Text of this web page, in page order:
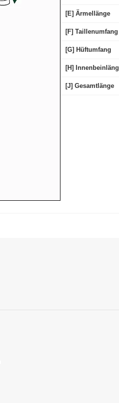
[E] Ärmellänge
[F] Taillenumfang
[G] Hüftumfang
[H]
[J] Gesamtlänge